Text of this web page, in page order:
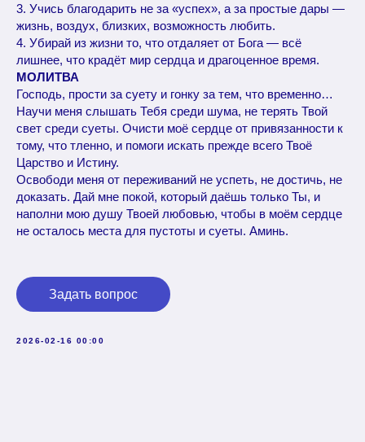
3. Учись благодарить не за «успех», а за простые дары —
жизнь, воздух, близких, возможность любить.
4. Убирай из жизни то, что отдаляет от Бога — всё
лишнее, что крадёт мир сердца и драгоценное время.
МОЛИТВА
Господь, прости за суету и гонку за тем, что временно…
Научи меня слышать Тебя среди шума, не терять Твой
свет среди суеты. Очисти моё сердце от привязанности к
тому, что тленно, и помоги искать прежде всего Твоё
Царство и Истину.
Освободи меня от переживаний не успеть, не достичь, не
доказать. Дай мне покой, который даёшь только Ты, и
наполни мою душу Твоей любовью, чтобы в моём сердце
не осталось места для пустоты и суеты. Аминь.
Задать вопрос
2026-02-16 00:00